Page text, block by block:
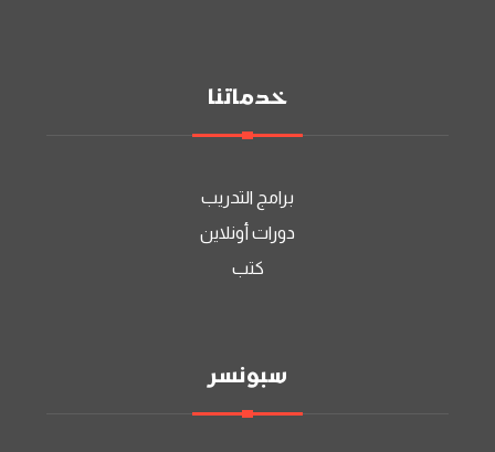
خدماتنا
برامج التدريب
دورات أونلاين
كتب
سبونسر